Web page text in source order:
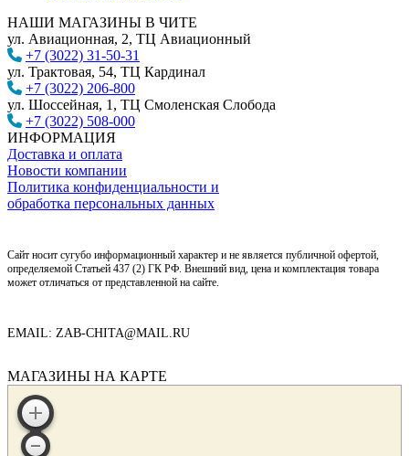
НАШИ МАГАЗИНЫ В ЧИТЕ
ул. Авиационная, 2, ТЦ Авиационный
+7 (3022) 31-50-31
ул. Трактовая, 54, ТЦ Кардинал
+7 (3022) 206-800
ул. Шоссейная, 1, ТЦ Смоленская Слобода
+7 (3022) 508-000
ИНФОРМАЦИЯ
Доставка и оплата
Новости компании
Политика конфиденциальности и
обработка персональных данных
Сайт носит сугубо информационный характер и не является публичной офертой,
определяемой Статьей 437 (2) ГК РФ. Внешний вид, цена и комплектация товара
может отличаться от представленной на сайте.
EMAIL: ZAB-CHITA@MAIL.RU
МАГАЗИНЫ НА КАРТЕ